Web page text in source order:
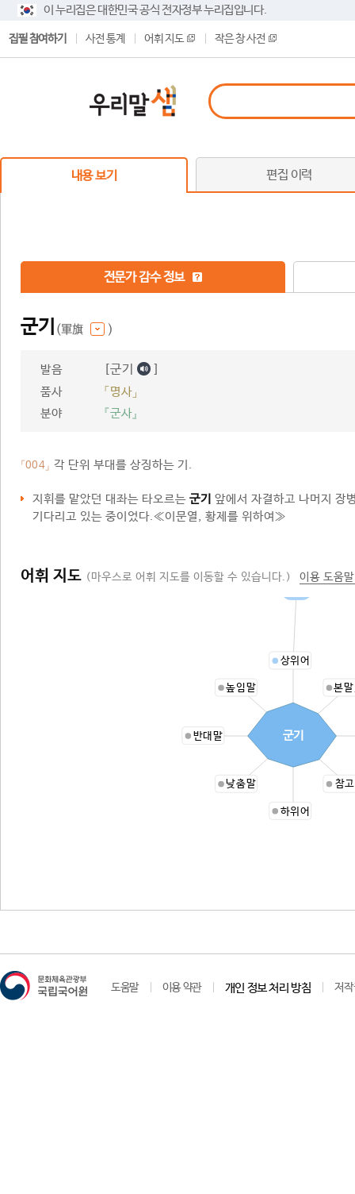
이 누리집은 대한민국 공식 전자정부 누리집입니다.
집필 참여하기 사전 통계 어휘 지도 작은 창 사전
내용 보기 편집 이력
전문가 감수 정보
군기 (軍旗 )
발음 [군기 ]
품사
「명사」
분야
『군사』
「004」 각 단위 부대를 상징하는 기.
지휘를 맡았던 대좌는 타오르는 군기 앞에서 자결하고 나머지 장
기다리고 있는 중이었다.≪이문열, 황제를 위하여≫
어휘 지도 (마우스로 어휘 지도를 이동할 수 있습니다.) 이용 도움
상위어
본
참
하위어
낮춤말
반대말
높임말
군기
도움말 이용 약관 개인 정보 처리 방침 저